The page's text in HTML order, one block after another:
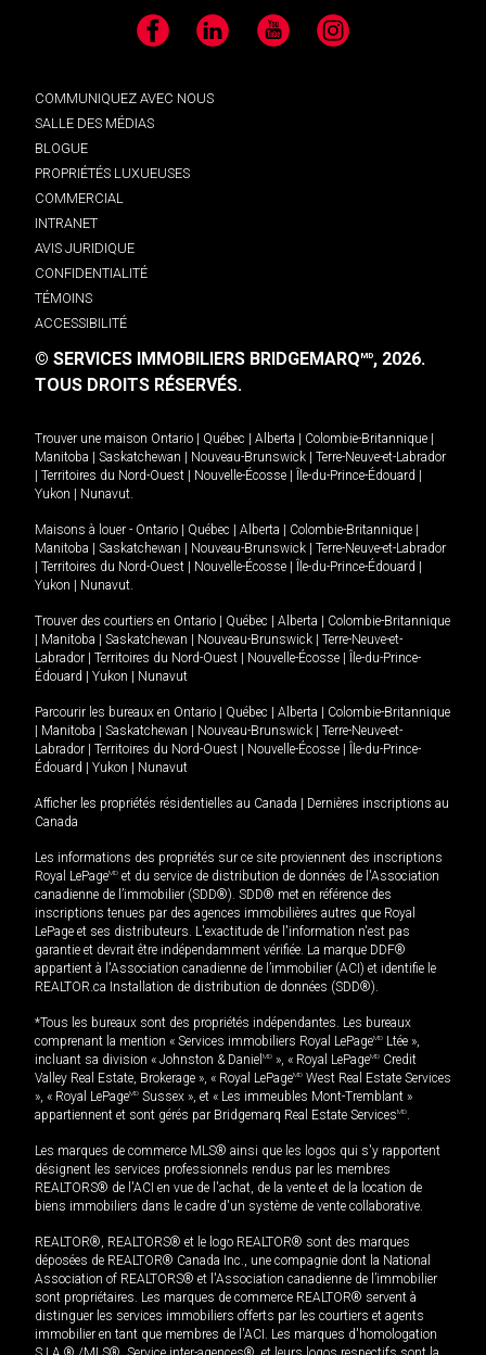
Facebook LinkedIn YouTube Instagram
COMMUNIQUEZ AVEC NOUS
SALLE DES MÉDIAS
BLOGUE
PROPRIÉTÉS LUXUEUSES
COMMERCIAL
INTRANET
AVIS JURIDIQUE
CONFIDENTIALITÉ
TÉMOINS
ACCESSIBILITÉ
© SERVICES IMMOBILIERS BRIDGEMARQMD, 2026.
TOUS DROITS RÉSERVÉS.
Trouver une maison Ontario Québec Alberta Colombie-Britannique
Manitoba
Saskatchewan Nouveau-Brunswick
Terre-Neuve-et-Labrador
Territoires du Nord-Ouest Nouvelle-Écosse Île-du-Prince-Édouard
Yukon
Nunavut.
Maisons à louer - Ontario Québec Alberta Colombie-Britannique
Manitoba
Saskatchewan Nouveau-Brunswick
Terre-Neuve-et-Labrador
Territoires du Nord-Ouest Nouvelle-Écosse Île-du-Prince-Édouard
Yukon
Nunavut.
Trouver des courtiers en Ontario Québec Alberta
Colombie-Britannique
Manitoba Saskatchewan Nouveau-Brunswick
Terre-Neuve-et-
Labrador
Territoires du Nord-Ouest Nouvelle-Écosse
Île-du-Prince-
Édouard
Yukon Nunavut
Parcourir les bureaux en Ontario Québec Alberta
Colombie-Britannique
Manitoba Saskatchewan Nouveau-Brunswick
Terre-Neuve-et-
Labrador
Territoires du Nord-Ouest Nouvelle-Écosse
Île-du-Prince-
Édouard
Yukon Nunavut
Afficher les propriétés résidentielles au Canada
Dernières inscriptions au
Canada
Les informations des propriétés sur ce site proviennent des inscriptions
Royal LePageMD et du service de distribution de données de l'Association
canadienne de l’immobilier (SDD®). SDD® met en référence des
inscriptions tenues par des agences immobilières autres que Royal
LePage et ses distributeurs. L'exactitude de l'information n'est pas
garantie et devrait être indépendamment vérifiée. La marque DDF®
appartient à l'Association canadienne de l’immobilier (ACI) et identifie le
REALTOR.ca Installation de distribution de données (SDD®).
*Tous les bureaux sont des propriétés indépendantes. Les bureaux
comprenant la mention « Services immobiliers Royal LePageMD Ltée »,
incluant sa division « Johnston & Daniel MD », « Royal LePageMD Credit
Valley Real Estate, Brokerage », « Royal LePageMD West Real Estate Services
», « Royal LePageMD Sussex », et « Les immeubles Mont-Tremblant »
appartiennent et sont gérés par Bridgemarq Real Estate ServicesMD.
Les marques de commerce MLS® ainsi que les logos qui s'y rapportent
désignent les services professionnels rendus par les membres
REALTORS® de l'ACI en vue de l'achat, de la vente et de la location de
biens immobiliers dans le cadre d'un système de vente collaborative.
REALTOR®, REALTORS® et le logo REALTOR® sont des marques
déposées de REALTOR® Canada Inc., une compagnie dont la National
Association of REALTORS® et l'Association canadienne de l’immobilier
sont propriétaires. Les marques de commerce REALTOR® servent à
distinguer les services immobiliers offerts par les courtiers et agents
immobilier en tant que membres de l'ACI. Les marques d'homologation